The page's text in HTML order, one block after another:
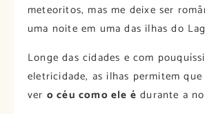
meteoritos, mas me deixe ser
uma noite em uma das ilhas do
Longe das cidades e com
eletricidade, as ilhas permitem
ver o céu como ele é durante a